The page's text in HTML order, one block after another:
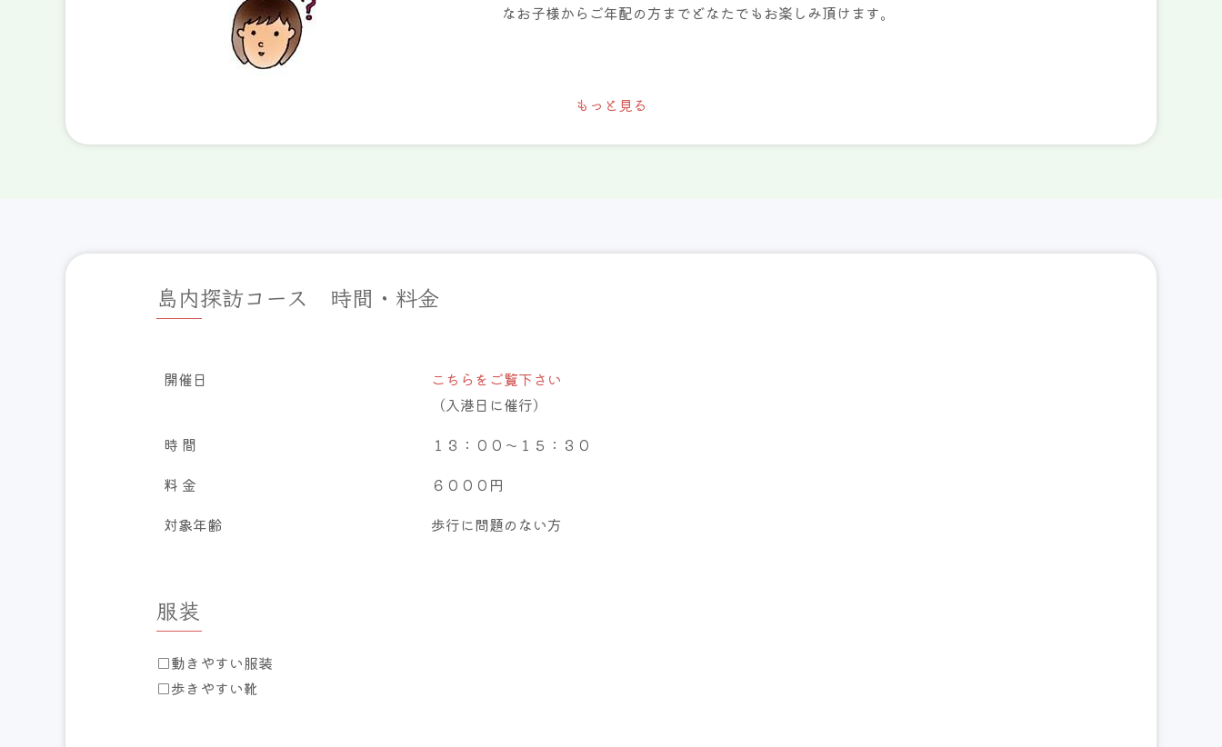
なお子様からご年配の方までどなたでもお楽しみ頂けます。
もっと見る
島内探訪コース 時間・料金
開催日
こちらをご覧下さい
（入港日に催行）
時 間
１３：００～１５：３０
料 金
６０００円
対象年齢
歩行に問題のない方
服装
□動きやすい服装
□歩きやすい靴